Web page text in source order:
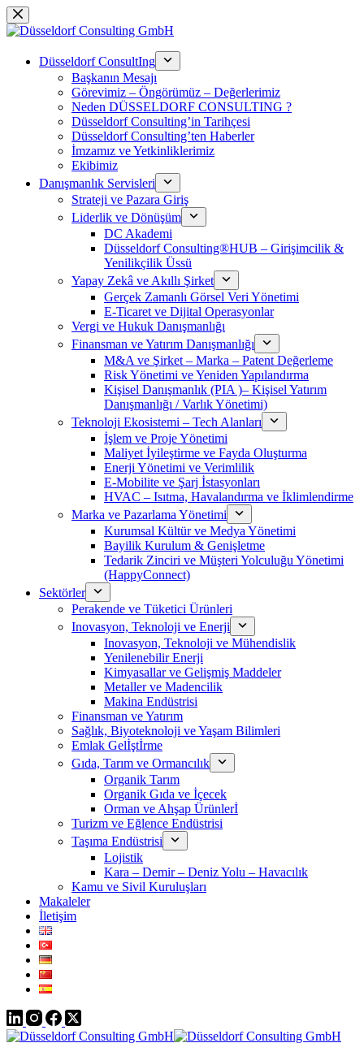
Skip
to
Düsseldorf ConsultIng
Başkanın Mesajı
Görevimiz – Öngörümüz – Değerlerimiz
Neden DÜSSELDORF CONSULTING ?
Düsseldorf Consulting’in Tarihçesi
Düsseldorf Consulting’ten Haberler
İmzamız ve Yetkinliklerimiz
Ekibimiz
Danışmanlık Servisleri
Strateji ve Pazara Giriş
Liderlik ve Dönüşüm
DC Akademi
Düsseldorf Consulting®HUB – Girişimcilik &
Yenilikçilik Üssü
Yapay Zekâ ve Akıllı Şirket
Gerçek Zamanlı Görsel Veri Yönetimi
E-Ticaret ve Dijital Operasyonlar
Vergi ve Hukuk Danışmanlığı
Finansman ve Yatırım Danışmanlığı
M&A ve Şirket – Marka – Patent Değerleme
Risk Yönetimi ve Yeniden Yapılandırma
Kişisel Danışmanlık (PIA )– Kişisel Yatırım
Danışmanlığı / Varlık Yönetimi)
Teknoloji Ekosistemi – Tech Alanları
İşlem ve Proje Yönetimi
Maliyet İyileştirme ve Fayda Oluşturma
Enerji Yönetimi ve Verimlilik
E-Mobilite ve Şarj İstasyonları
HVAC – Isıtma, Havalandırma ve İklimlendirme
Marka ve Pazarlama Yönetimi
Kurumsal Kültür ve Medya Yönetimi
Bayilik Kurulum & Genişletme
Tedarik Zinciri ve Müşteri Yolculuğu Yönetimi
(HappyConnect)
Sektörler
Perakende ve Tüketici Ürünleri
Inovasyon, Teknoloji ve Enerji
Inovasyon, Teknoloji ve Mühendislik
Yenilenebilir Enerji
Kimyasallar ve Gelişmiş Maddeler
Metaller ve Madencilik
Makina Endüstrisi
Finansman ve Yatırım
Sağlık, Biyoteknoloji ve Yaşam Bilimleri
Emlak Gelİştİrme
Gıda, Tarım ve Ormancılık
Organik Tarım
Organik Gıda ve İçecek
Orman ve Ahşap Ürünlerİ
Turizm ve Eğlence Endüstrisi
Taşıma Endüstrisi
Lojistik
Kara – Demir – Deniz Yolu – Havacılık
Kamu ve Sivil Kuruluşları
Makaleler
İletişim